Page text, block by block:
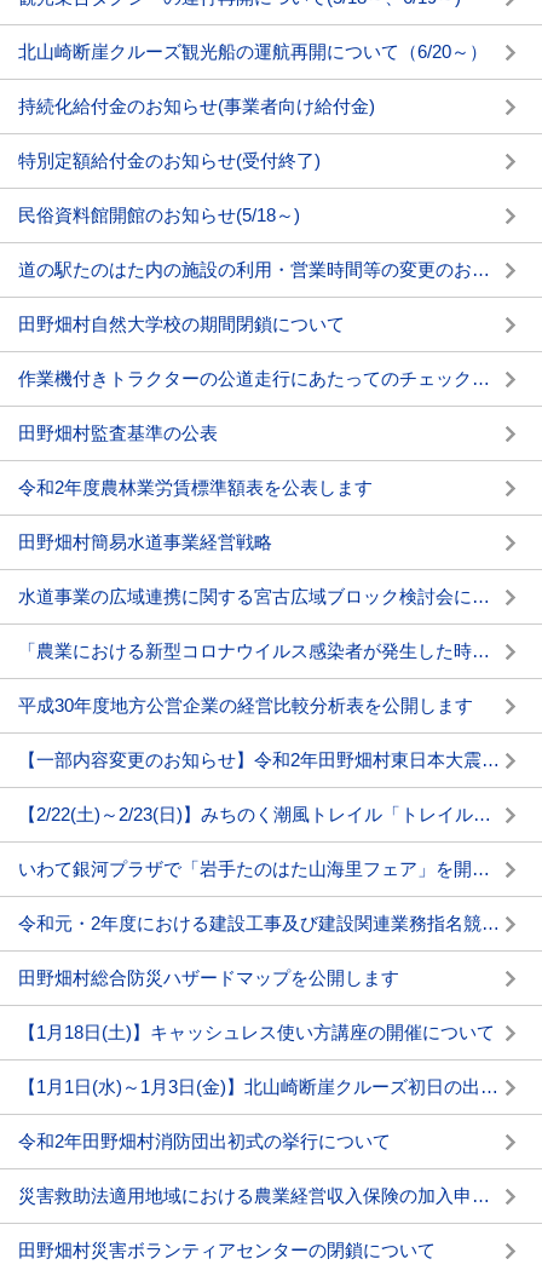
北山崎断崖クルーズ観光船の運航再開について（6/20～）
持続化給付金のお知らせ(事業者向け給付金)
特別定額給付金のお知らせ(受付終了)
民俗資料館開館のお知らせ(5/18～)
道の駅たのはた内の施設の利用・営業時間等の変更のお知らせ
田野畑村自然大学校の期間閉鎖について
作業機付きトラクターの公道走行にあたってのチェックポイントについて
田野畑村監査基準の公表
令和2年度農林業労賃標準額表を公表します
田野畑村簡易水道事業経営戦略
水道事業の広域連携に関する宮古広域ブロック検討会について
「農業における新型コロナウイルス感染者が発生した時の対応及び事業継続に関する基本的なガイドライン」について
平成30年度地方公営企業の経営比較分析表を公開します
【一部内容変更のお知らせ】令和2年田野畑村東日本大震災追悼式の開催について
【2/22(土)～2/23(日)】みちのく潮風トレイル「トレイルミーティング」開催のお知らせ
いわて銀河プラザで「岩手たのはた山海里フェア」を開催します
令和元・2年度における建設工事及び建設関連業務指名競争入札参加資格審査申請（中間年申請）の受付について
田野畑村総合防災ハザードマップを公開します
【1月18日(土)】キャッシュレス使い方講座の開催について
【1月1日(水)～1月3日(金)】北山崎断崖クルーズ初日の出号の運航について
令和2年田野畑村消防団出初式の挙行について
災害救助法適用地域における農業経営収入保険の加入申請受付会の開催について
田野畑村災害ボランティアセンターの閉鎖について